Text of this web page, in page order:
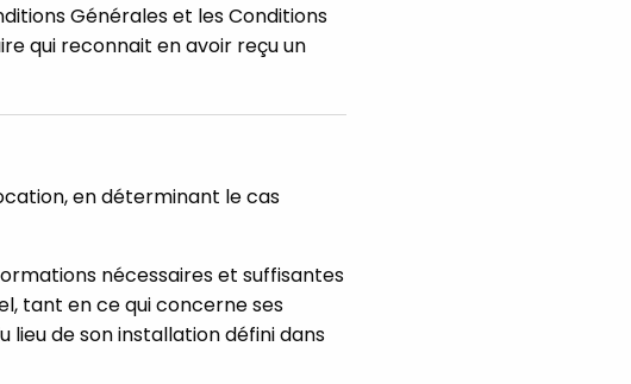
Générales et les Conditions
qui reconnait en avoir reçu un
en déterminant le cas
nécessaires et suffisantes
tant en ce qui concerne ses
lieu de son installation défini dans